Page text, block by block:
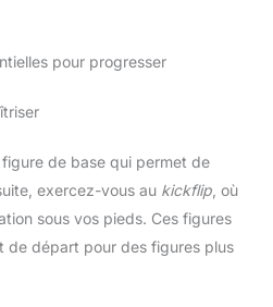
pour progresser
figure de base qui permet de
exercez-vous au kickflip , où
sous vos pieds. Ces figures
de départ pour des figures plus